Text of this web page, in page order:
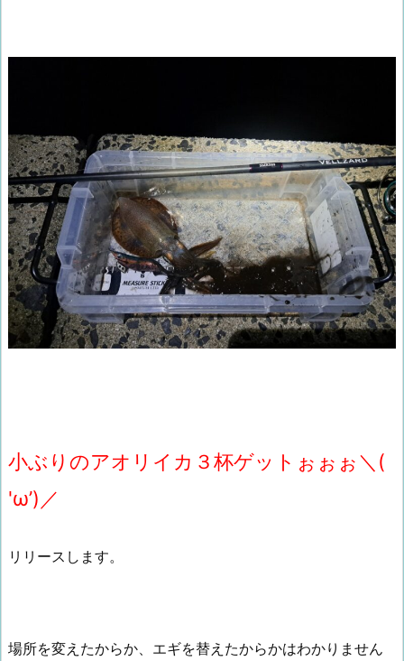
小ぶりのアオリイカ３杯ゲットぉぉぉ＼(
'ω’)／
リリースします。
場所を変えたからか、エギを替えたからかはわかりません